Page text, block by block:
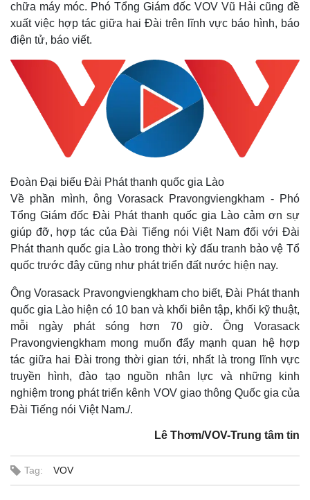
Cuộc sống đó đây
Hồ sơ
Multimedia
Ảnh
E-Magazine
Infographic
chữa máy móc. Phó Tổng Giám đốc VOV Vũ Hải cũng đề
xuất việc hợp tác giữa hai Đài trên lĩnh vực báo hình, báo
điện tử, báo viết.
Đoàn Đại biểu Đài Phát thanh quốc gia Lào
Về phần mình, ông Vorasack Pravongviengkham - Phó
Tổng Giám đốc Đài Phát thanh quốc gia Lào cảm ơn sự
giúp đỡ, hợp tác của Đài Tiếng nói Việt Nam đối với Đài
Phát thanh quốc gia Lào trong thời kỳ đấu tranh bảo vệ Tổ
quốc trước đây cũng như phát triển đất nước hiện nay.
Ông Vorasack Pravongviengkham cho biết, Đài Phát thanh
quốc gia Lào hiện có 10 ban và khối biên tập, khối kỹ thuật,
mỗi ngày phát sóng hơn 70 giờ. Ông Vorasack
Pravongviengkham mong muốn đẩy mạnh quan hệ hợp
tác giữa hai Đài trong thời gian tới, nhất là trong lĩnh vực
truyền hình, đào tạo nguồn nhân lực và những kinh
nghiệm trong phát triển kênh VOV giao thông Quốc gia của
Đài Tiếng nói Việt Nam./.
Lê Thơm/VOV-Trung tâm tin
Tag: VOV